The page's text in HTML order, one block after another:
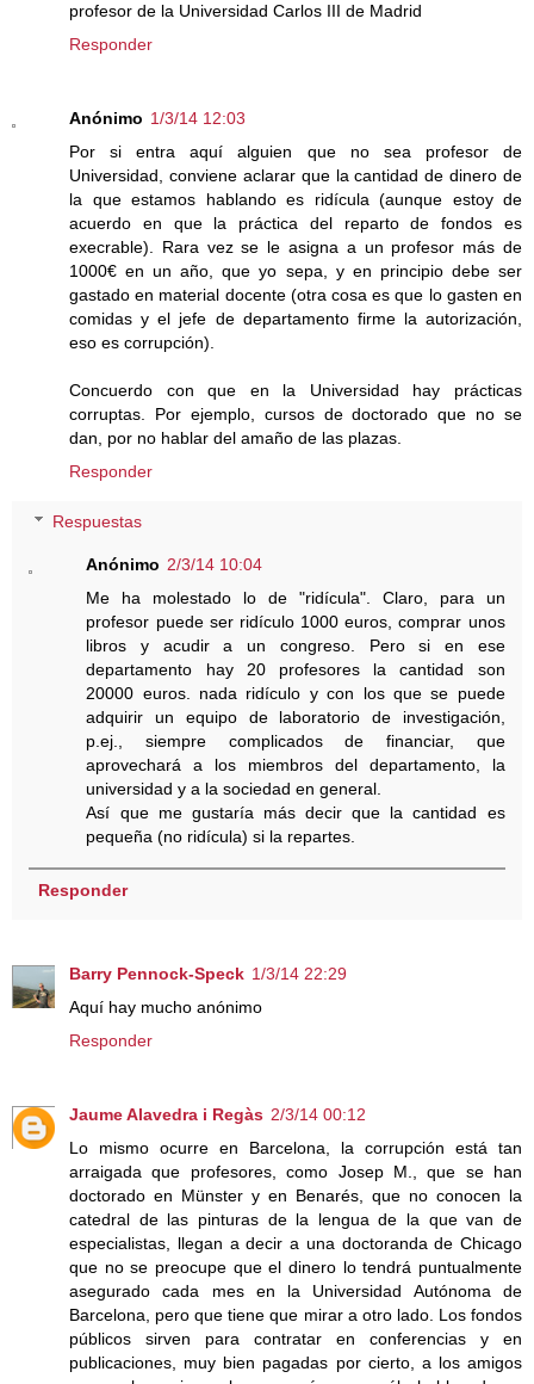
profesor de la Universidad Carlos III de Madrid
Responder
Anónimo 1/3/14 12:03
Por si entra aquí alguien que no sea profesor de
Universidad, conviene aclarar que la cantidad de dinero de
la que estamos hablando es ridícula (aunque estoy de
acuerdo en que la práctica del reparto de fondos es
execrable). Rara vez se le asigna a un profesor más de
1000€ en un año, que yo sepa, y en principio debe ser
gastado en material docente (otra cosa es que lo gasten en
comidas y el jefe de departamento firme la autorización,
eso es corrupción).
Concuerdo con que en la Universidad hay prácticas
corruptas. Por ejemplo, cursos de doctorado que no se
dan, por no hablar del amaño de las plazas.
Responder
Respuestas
Anónimo 2/3/14 10:04
Me ha molestado lo de "ridícula". Claro, para un
profesor puede ser ridículo 1000 euros, comprar unos
libros y acudir a un congreso. Pero si en ese
departamento hay 20 profesores la cantidad son
20000 euros. nada ridículo y con los que se puede
adquirir un equipo de laboratorio de investigación,
p.ej., siempre complicados de financiar, que
aprovechará a los miembros del departamento, la
universidad y a la sociedad en general.
Así que me gustaría más decir que la cantidad es
pequeña (no ridícula) si la repartes.
Responder
Barry Pennock-Speck 1/3/14 22:29
Aquí hay mucho anónimo
Responder
Jaume Alavedra i Regàs 2/3/14 00:12
Lo mismo ocurre en Barcelona, la corrupción está tan
arraigada que profesores, como Josep M., que se han
doctorado en Münster y en Benarés, que no conocen la
catedral de las pinturas de la lengua de la que van de
especialistas, llegan a decir a una doctoranda de Chicago
que no se preocupe que el dinero lo tendrá puntualmente
asegurado cada mes en la Universidad Autónoma de
Barcelona, pero que tiene que mirar a otro lado. Los fondos
públicos sirven para contratar en conferencias y en
publicaciones, muy bien pagadas por cierto, a los amigos